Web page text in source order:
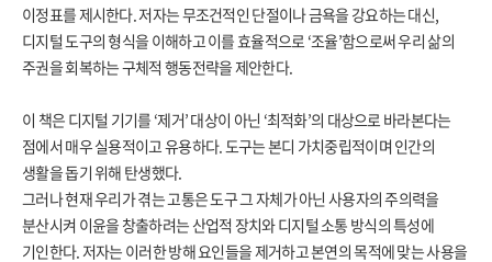
이정표를 제시한다. 저자는 무조건적인 단절이나 금욕을 강요하는 대신,
디지털 도구의 형식을 이해하고 이를 효율적으로 ‘조율’함으로써 우리 삶의
주권을 회복하는 구체적 행동전략을 제안한다.
이 책은 디지털 기기를 ‘제거’ 대상이 아닌 ‘최적화’의 대상으로 바라본다는
점에서 매우 실용적이고 유용하다. 도구는 본디 가치중립적이며 인간의
생활을 돕기 위해 탄생했다.
그러나 현재 우리가 겪는 고통은 도구 그 자체가 아닌 사용자의 주의력을
분산시켜 이윤을 창출하려는 산업적 장치와 디지털 소통 방식의 특성에
기인한다. 저자는 이러한 방해 요인들을 제거하고 본연의 목적에 맞는 사용을